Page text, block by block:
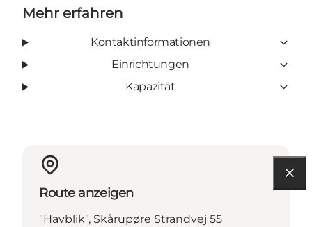
Mehr erfahren
Kontaktinformationen
Einrichtungen
Kapazität
Route anzeigen
"Havblik", Skårupøre Strandvej 55